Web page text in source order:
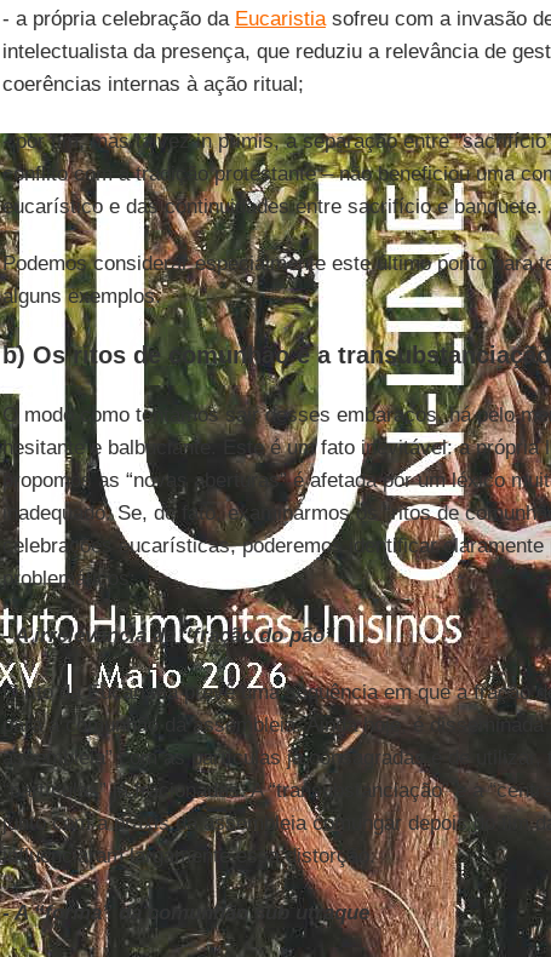
- a própria celebração da Eucaristiasofreu com a invasão
intelectualista da presença, que reduziu a relevância de
coerências internas à ação ritual;
- por fim, mas talvez in primis, a separação entre
conflito com a tradição protestante – não beneficiou uma
eucarístico e das continuidades entre sacrifício e banquete.
Podemos considerar especialmente este último ponto para
alguns exemplos.
b) Os ritos de comunhão e a transubstanciação
O modo como tentamos sair desses embaraços, há pelo
hesitante e balbuciante. Este é um fato inevitável: a própria
propomos as “novas aberturas” é afetada por um léxico
inadequado. Se, de fato, examinarmos os “ritos de
celebrações eucarísticas, poderemos identificar
problemáticos:
- A irrelevância da “fração do pão”
O rito da Eucaristia prevê uma sequência em que a fração
para a comunhão da assembleia. Ainda hoje, é
assembleia” com as partículas já consagradas e de utilizar,
“partículas” já fracionadas. A “transubstanciação” e a
junto com a práxis da assembleia comungar depois do fim
influenciaram largamente essa distorção.
- A “forma” da comunhão sub utraque